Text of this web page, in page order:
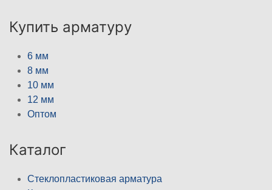
Купить арматуру
6 мм
8 мм
10 мм
12 мм
Оптом
Каталог
Стеклопластиковая арматура